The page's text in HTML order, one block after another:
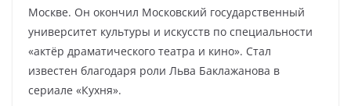
Москве. Он окончил Московский государственный
университет культуры и искусств по специальности
«актёр драматического театра и кино». Стал
известен благодаря роли Льва Баклажанова в
сериале «Кухня».